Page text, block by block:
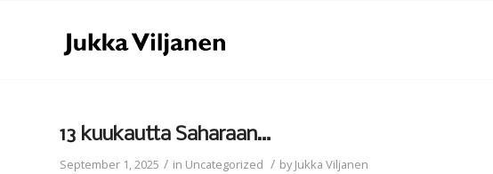
13 kuukautta Saharaan…
September 1, 2025 / in Uncategorized / byJukka Viljanen